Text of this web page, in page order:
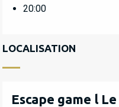
20:00
LOCALISATION
Escape game l